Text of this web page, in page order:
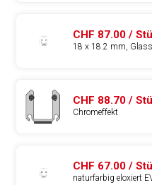
CHF 87.00 /
18 x 18.2 mm,
CHF 88.70 /
Chromeffekt
CHF 67.00 /
naturfarbig eloxiert